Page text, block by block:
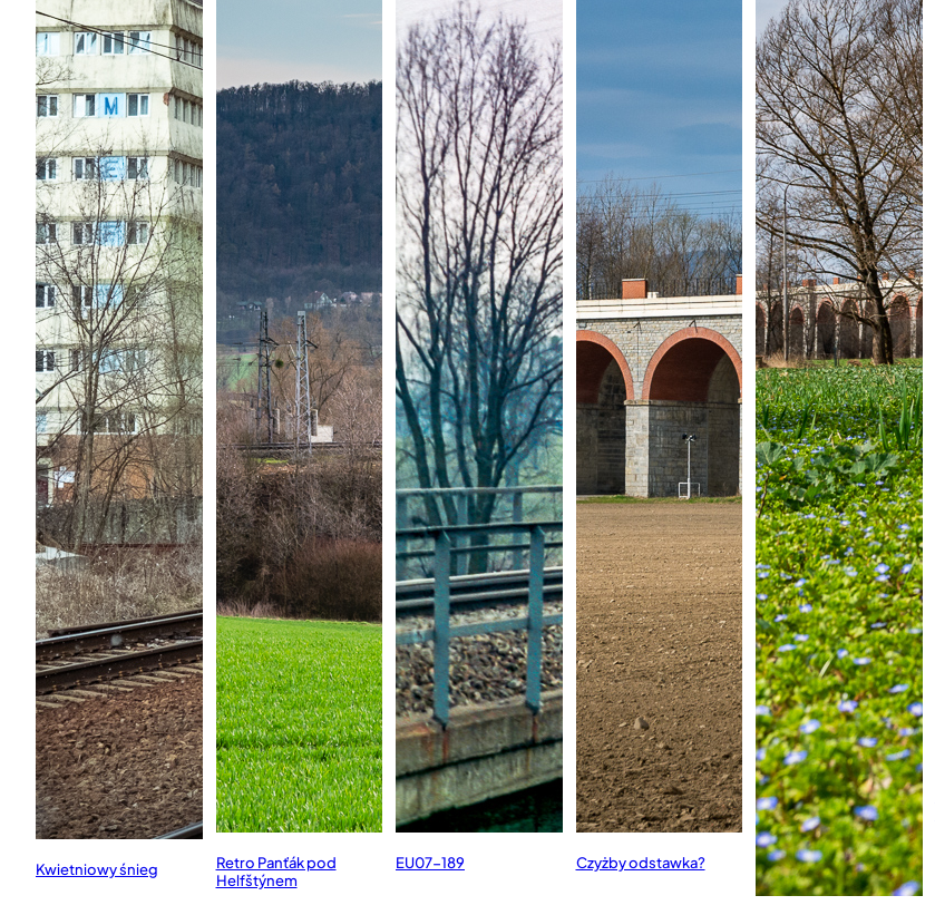
Kwietniowy śnieg
Retro Panťák pod
Helfštýnem
EU07-189 Czyżby odstawka?